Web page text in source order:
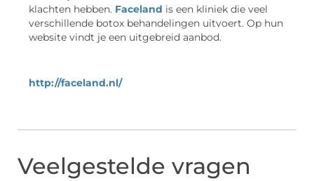
klachten hebben. Faceland is een kliniek die veel
verschillende botox behandelingen uitvoert. Op hun
website vindt je een uitgebreid aanbod.
http://faceland.nl/
Veelgestelde vragen